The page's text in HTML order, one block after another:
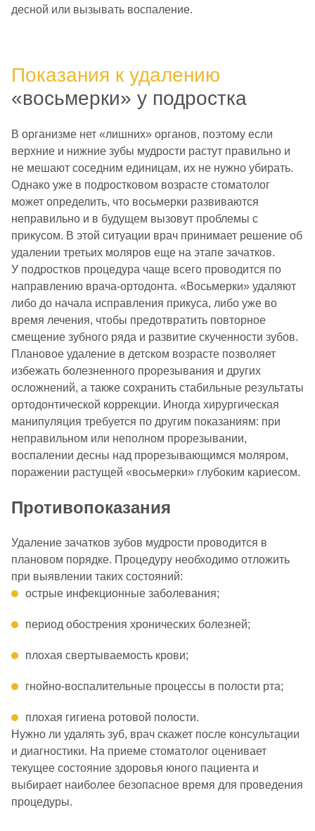
десной или вызывать воспаление.
Показания к удалению
«восьмерки» у подростка
В организме нет «лишних» органов, поэтому если
верхние и нижние зубы мудрости растут правильно и
не мешают соседним единицам, их не нужно убирать.
Однако уже в подростковом возрасте стоматолог
может определить, что восьмерки развиваются
неправильно и в будущем вызовут проблемы с
прикусом. В этой ситуации врач принимает решение об
удалении третьих моляров еще на этапе зачатков.
У подростков процедура чаще всего проводится по
направлению врача-ортодонта. «Восьмерки» удаляют
либо до начала исправления прикуса, либо уже во
время лечения, чтобы предотвратить повторное
смещение зубного ряда и развитие скученности зубов.
Плановое удаление в детском возрасте позволяет
избежать болезненного прорезывания и других
осложнений, а также сохранить стабильные результаты
ортодонтической коррекции. Иногда хирургическая
манипуляция требуется по другим показаниям: при
неправильном или неполном прорезывании,
воспалении десны над прорезывающимся моляром,
поражении растущей «восьмерки» глубоким кариесом.
Противопоказания
Удаление зачатков зубов мудрости проводится в
плановом порядке. Процедуру необходимо отложить
при выявлении таких состояний:
острые инфекционные заболевания;
период обострения хронических болезней;
плохая свертываемость крови;
гнойно-воспалительные процессы в полости рта;
плохая гигиена ротовой полости.
Нужно ли удалять зуб, врач скажет после консультации
и диагностики. На приеме стоматолог оценивает
текущее состояние здоровья юного пациента и
выбирает наиболее безопасное время для проведения
процедуры.